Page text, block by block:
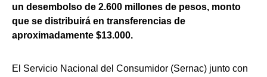
un desembolso de 2.600 millones de pesos, monto
que se distribuirá en transferencias de
aproximadamente $13.000.
El Servicio Nacional del Consumidor (Sernac) junto con